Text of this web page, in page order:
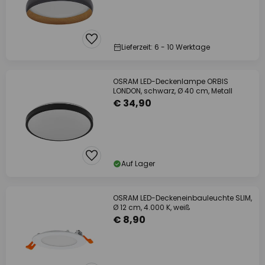
Lieferzeit: 6 - 10 Werktage
OSRAM LED-Deckenlampe ORBIS
LONDON, schwarz, Ø 40 cm, Metall
€ 34,90
Auf Lager
OSRAM LED-Deckeneinbauleuchte SLIM,
Ø 12 cm, 4.000 K, weiß
€ 8,90